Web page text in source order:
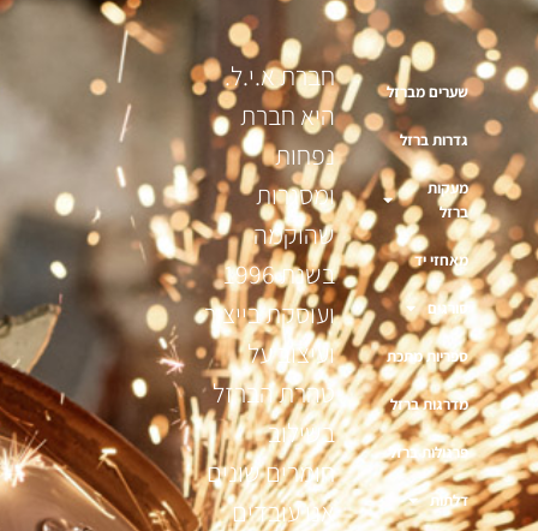
שערים מברזל
גדרות ברזל
מעקות
ברזל
מאחזי יד
סורגים
ספריות מתכת
מדרגות ברזל
פרגולות ברזל
דלתות
חברת א.י.ל.
היא חברת
נפחות
ומסגרות
שהוקמה
בשנת 1996
ועוסקת בייצור
ועיצוב על
טהרת הברזל
בשילוב
חומרים שונים
אנו עובדים